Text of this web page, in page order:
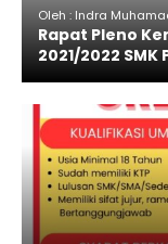
Oleh : Indra
Rapat Pleno
2021/2022 SMK